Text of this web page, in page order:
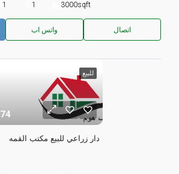
1 1 3000sqft
واتس اب اتصال
للبيع
74
دار زراعي للبيع مكتب القمه